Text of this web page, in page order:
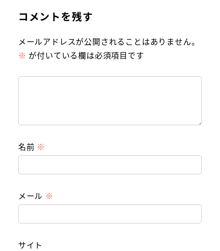
コメントを残す
メールアドレスが公開されることはありません。
※ が付いている欄は必須項目です
名前 ※
メール ※
サイト